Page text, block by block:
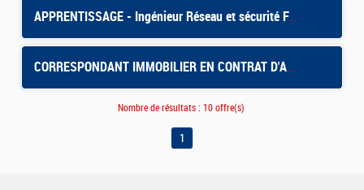
APPRENTISSAGE - Ingénieur Réseau et sécurité F/H
CORRESPONDANT IMMOBILIER EN CONTRAT D'APPRENTISSAGE
Nombre de résultats : 10 offre(s)
1